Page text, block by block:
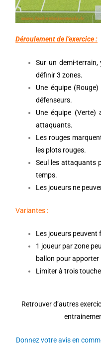
Déroulement de l’exercice :
Sur un demi-
définir 3 zones.
Une équipe
défenseurs.
Une équipe (Verte)
attaquants.
Les rouges
les plots rouges.
Seul les attaquants
temps.
Les joueurs ne
Variantes :
Les joueurs peuvent
1 joueur par zone
ballon pour apporter
Limiter à trois
Retrouver d’autres
Donnez votre avis en